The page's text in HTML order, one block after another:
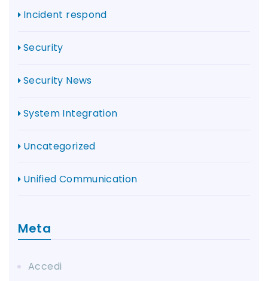
Incident respond
Security
Security News
System Integration
Uncategorized
Unified Communication
Meta
Accedi